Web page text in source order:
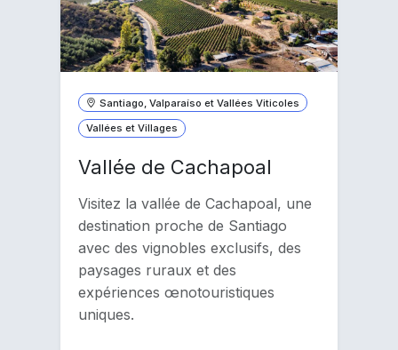
Santiago, Valparaíso et Vallées Viticoles
Vallées et Villages
Vallée de Cachapoal
Visitez la vallée de Cachapoal, une
destination proche de Santiago
avec des vignobles exclusifs, des
paysages ruraux et des
expériences œnotouristiques
uniques.